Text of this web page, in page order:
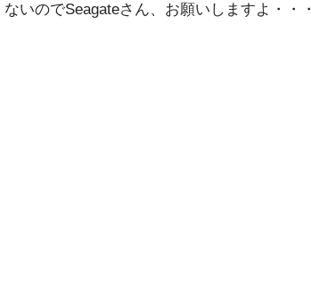
いのでSeagateさん、お願いしますよ・・・